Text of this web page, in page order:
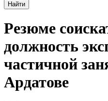
Найти
Резюме
должность
частичной
Ардатове